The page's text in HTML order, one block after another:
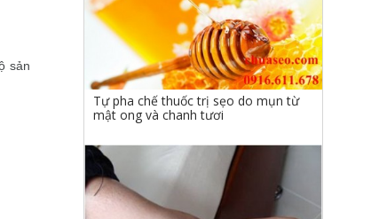
sản
Tự pha chế thuốc trị sẹo do mụn từ
mật ong và chanh tươi